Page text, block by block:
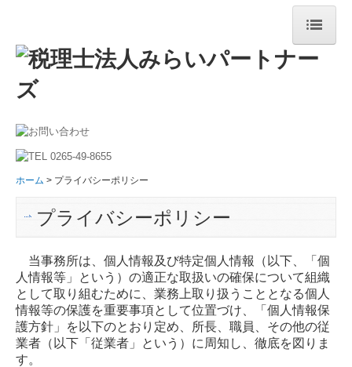
ホーム
法人案内
サービス案内
法人の皆様
デジタル化支援
ホーム プライバシーポリシー
プライバシーポリシー
当事務所は、個人情報及び特定個人情報（以下、「個
人情報等」という）の適正な取扱いの確保について組織
として取り組むために、業務上取り扱うこととなる個人
情報等の保護を重要事項として位置づけ、「個人情報保
護方針」を以下のとおり定め、所長、職員、その他の従
業者（以下「従業者」という）に周知し、徹底を図りま
す。